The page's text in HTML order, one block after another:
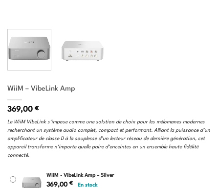
WiiM – VibeLink Amp
369,00 €
Le WiiM VibeLink s’impose comme une solution de choix pour les mélomanes modernes
recherchant un système audio complet, compact et performant. Alliant la puissance d’un
amplificateur de classe D à la souplesse d’un lecteur réseau de dernière génération, cet
appareil transforme n’importe quelle paire d’enceintes en un ensemble haute fidélité
connecté.
WiiM - VibeLink Amp – Silver
369,00 € En stock